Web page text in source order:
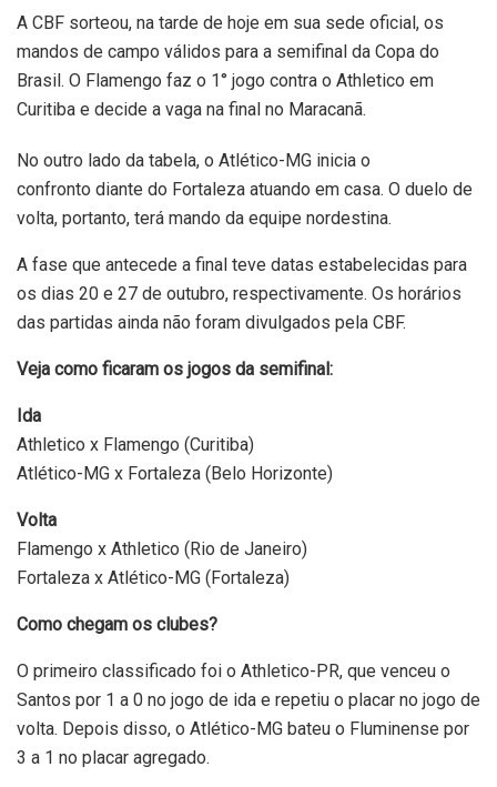
A CBF sorteou, na tarde de hoje em sua sede oficial, os
mandos de campo válidos para a semifinal da Copa do
Brasil. O Flamengo faz o 1° jogo contra o Athletico em
Curitiba e decide a vaga na final no Maracanã.
No outro lado da tabela, o Atlético-MG inicia o
confronto diante do Fortaleza atuando em casa. O duelo de
volta, portanto, terá mando da equipe nordestina.
A fase que antecede a final teve datas estabelecidas para
os dias 20 e 27 de outubro, respectivamente. Os horários
das partidas ainda não foram divulgados pela CBF.
Veja como ficaram os jogos da semifinal:
Ida
Athletico x Flamengo (Curitiba)
Atlético-MG x Fortaleza (Belo Horizonte)
Volta
Flamengo x Athletico (Rio de Janeiro)
Fortaleza x Atlético-MG (Fortaleza)
Como chegam os clubes?
O primeiro classificado foi o Athletico-PR, que venceu o
Santos por 1 a 0 no jogo de ida e repetiu o placar no jogo de
volta. Depois disso, o Atlético-MG bateu o Fluminense por
3 a 1 no placar agregado.